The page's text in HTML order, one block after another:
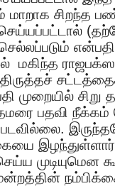
மாறாக சிறந்த
செய்யப்பட்டால்
மகிந்த
திருத்தச்
முறையில் சிறு
பதவி நீக்கம்
முடியுமென